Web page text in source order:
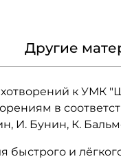
Другие
к УМК
в
И. Бунин, К.
и